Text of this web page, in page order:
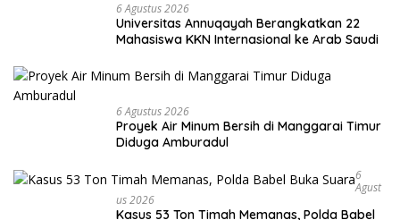
6 Agustus 2026
Universitas Annuqayah Berangkatkan 22
Mahasiswa KKN Internasional ke Arab Saudi
6 Agustus 2026
Proyek Air Minum Bersih di Manggarai Timur
Diduga Amburadul
6
Agust
Us 2026
Kasus 53 Ton Timah Memanas, Polda Babel